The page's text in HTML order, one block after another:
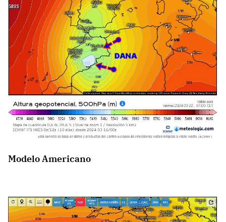
Modelo Americano